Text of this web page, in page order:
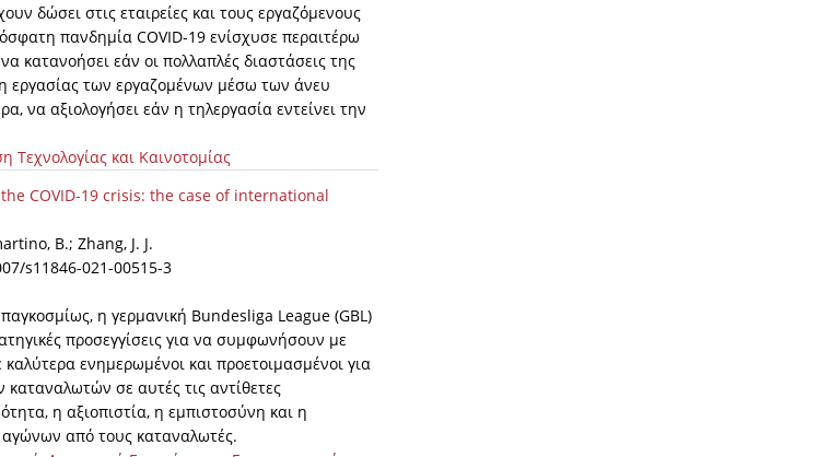
δώσει στις εταιρείες και τους εργαζόμενους
πανδημία COVID-19 ενίσχυσε περαιτέρω
κατανοήσει εάν οι πολλαπλές διαστάσεις της
εργασίας των εργαζομένων μέσω των άνευ
να αξιολογήσει εάν η τηλεργασία εντείνει την
Τεχνολογίας και Καινοτομίας
COVID-19 crisis: the case of international
B.; Zhang, J. J.
s11846-021-00515-3
η γερμανική Bundesliga League (GBL)
προσεγγίσεις για να συμφωνήσουν με
ενημερωμένοι και προετοιμασμένοι για
καταναλωτών σε αυτές τις αντίθετες
η αξιοπιστία, η εμπιστοσύνη και η
από τους καταναλωτές.